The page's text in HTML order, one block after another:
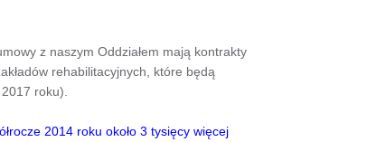
z naszym Oddziałem mają kontrakty
rehabilitacyjnych, które będą
roku).
2014 roku około 3 tysięcy więcej